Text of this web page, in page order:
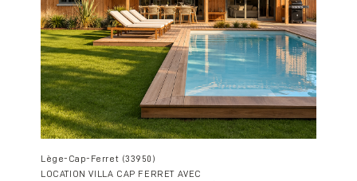
Lège-Cap-Ferret (33950)
LOCATION VILLA CAP FERRET AVEC